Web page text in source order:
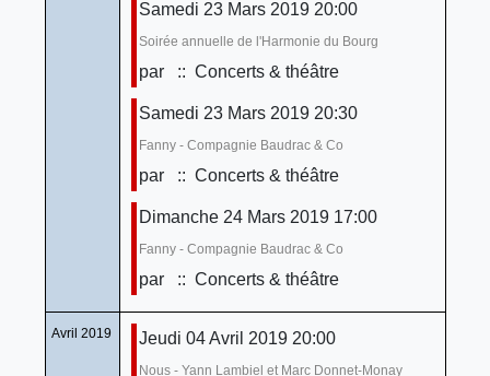
Samedi 23 Mars 2019 20:00
Soirée annuelle de l'Harmonie du Bourg
par :: Concerts & théâtre
Samedi 23 Mars 2019 20:30
Fanny - Compagnie Baudrac & Co
par :: Concerts & théâtre
Dimanche 24 Mars 2019 17:00
Fanny - Compagnie Baudrac & Co
par :: Concerts & théâtre
Avril 2019 Jeudi 04 Avril 2019 20:00
Nous - Yann Lambiel et Marc Donnet-Monay